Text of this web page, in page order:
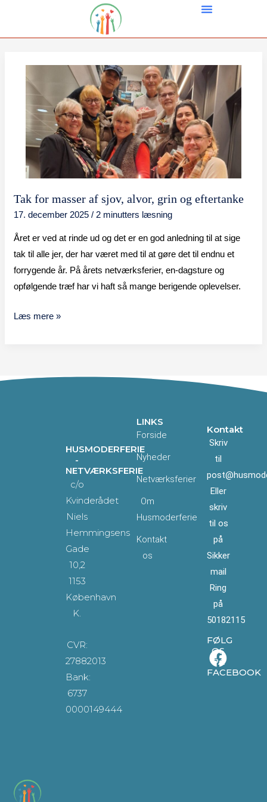
indholdet
Tak for masser af sjov, alvor, grin og eftertanke
17. december 2025/ 2 minutters læsning
Året er ved at rinde ud og det er en god anledning til at sige
tak til alle jer, der har været med til at gøre det til endnu et
forrygende år. På årets netværksferier, en-dagsture og
opfølgende træf har vi haft så mange berigende oplevelser.
Tak
for
masser
og
Læs mere »
HUSMODERFERIE
-
NETVÆRKSFERIE
c/o
Kvinderådet
Niels
Hemmingsens
Gade
10,2
1153
København
K.
CVR:
27882013
Bank:
6737
0000149444
LINKS
Forside
Nyheder
Netværksferier
Om
Husmoderferie
Kontakt
os
Kontakt
Skriv
til
Eller
skriv
til os
på
Sikker
mail
Ring
på
50182115
FØLG
OS
PÅ
FACEBOOK